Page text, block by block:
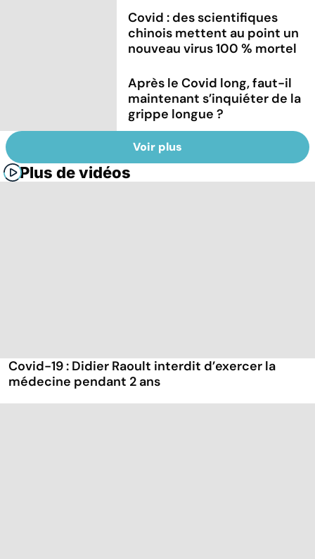
Covid : des scientifiques
chinois mettent au point un
nouveau virus 100 % mortel
Après le Covid long, faut-il
maintenant s’inquiéter de la
grippe longue ?
Voir plus
Plus de vidéos
Covid-19 : Didier Raoult interdit d’exercer la
médecine pendant 2 ans